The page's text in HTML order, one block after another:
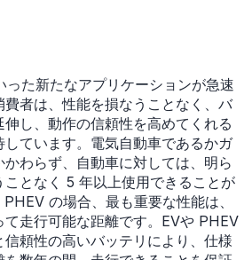
った新たなアプリケーションが急速
者は、性能を損なうことなく、バ
し、動作の信頼性を高めてくれる
しています。電気自動車であるかガ
わらず、自動車に対しては、明ら
となく 5 年以上使用できることが
の場合、最も重要な性能は、
走行可能な距離です。EVや PHEV
頼性の高いバッテリにより、仕様